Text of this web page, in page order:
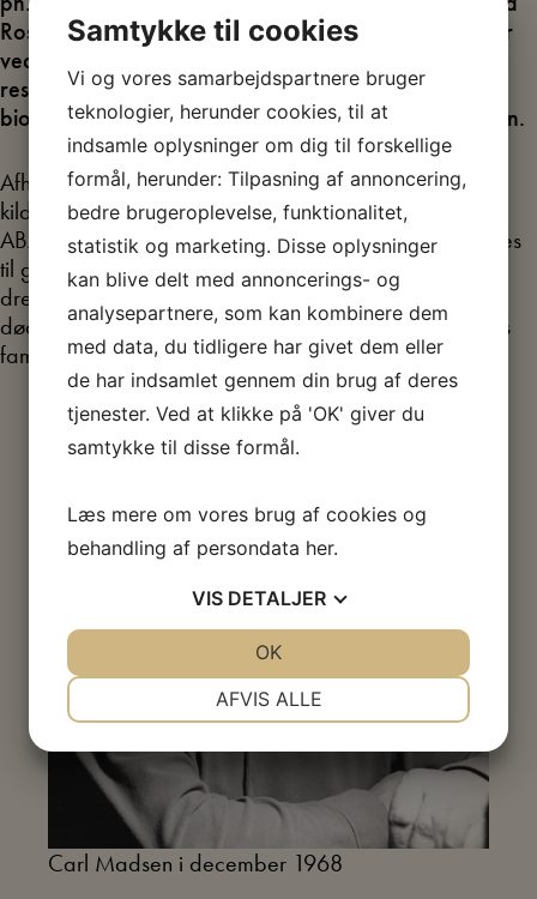
Roskilde Universitet efter 4 år som domicileret forsker
ved Arbejdermuseet & ABA. Afhandlingen var
resultatet af en omfattende forskningsindsats af en
biografisk undersøgelse af kommunisten Carl Madsen.
Afhandlingen baserer sig på et meget stort
kildemateriale, hvoraf kun en mindre del stammer fra
ABA’s samlinger. De nyeste dele heraf tilgængeliggøres
til gengæld nu i forbindelse med ph.d.-forsvaret. Det
drejer sig om papirer fra Carl Madsen, som ved hans
død dels gik videre til foreningen Demos, dels blev hos
familien.
Carl Madsen i december 1968
Samtykke til cookies
Vi og vores samarbejdspartnere bruger
teknologier, herunder cookies, til at
indsamle oplysninger om dig til forskellige
formål, herunder: Tilpasning af annoncering,
bedre brugeroplevelse, funktionalitet,
statistik og marketing. Disse oplysninger
kan blive delt med annoncerings- og
analysepartnere, som kan kombinere dem
med data, du tidligere har givet dem eller
de har indsamlet gennem din brug af deres
tjenester. Ved at klikke på 'OK' giver du
samtykke til disse formål.
Læs mere om vores brug af cookies og
behandling af persondata her.
VIS DETALJER
MARKETING STATISTIK
AFVIS ALLE
OK